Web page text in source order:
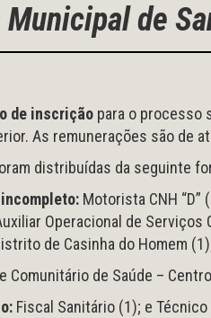
de
de inscrição para o processo
As remunerações são de
distribuídas da seguinte
Motorista CNH
Operacional de
de Casinha do Homem
Comunitário de Saúde –
Fiscal Sanitário (1); e